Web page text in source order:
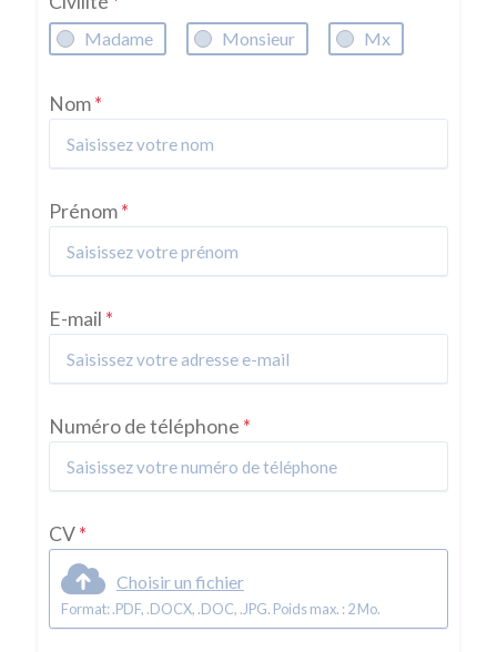
Madame Monsieur Mx
Nom*
Prénom*
E-mail *
Numéro de téléphone *
CV*
Choisir un fichier
Format: .PDF, .DOCX, .DOC, .JPG. Poids max. : 2 Mo.